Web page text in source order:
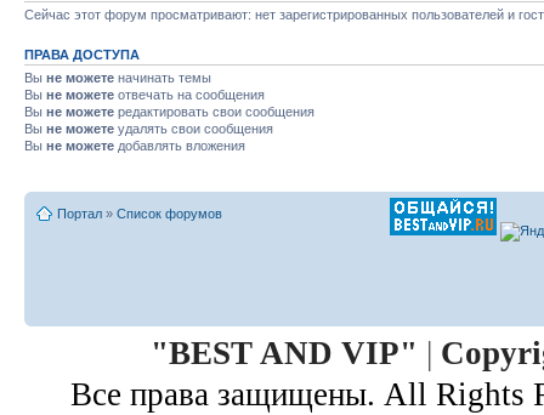
Сейчас этот форум просматривают: нет зарегистрированных пользователей и
ПРАВА ДОСТУПА
Вы не можете начинать темы
Вы не можете отвечать на сообщения
Вы не можете редактировать свои сообщения
Вы не можете удалять свои сообщения
Вы не можете добавлять вложения
Портал » Список форумов
"BEST AND VIP" |
Все права защищены. All Rights